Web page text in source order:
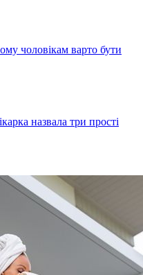
чоловікам варто бути
назвала три прості